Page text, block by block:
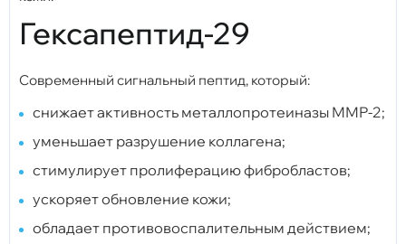
Гексапептид-29
Современный сигнальный пептид, который:
снижает активность металлопротеиназы ММР-2;
уменьшает разрушение коллагена;
стимулирует пролиферацию фибробластов;
ускоряет обновление кожи;
обладает противовоспалительным действием;